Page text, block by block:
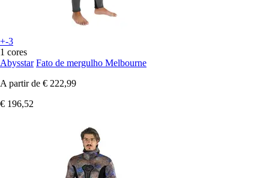
+-3
1 cores
Abysstar Fato de mergulho Melbourne
A partir de € 222,99
€ 196,52